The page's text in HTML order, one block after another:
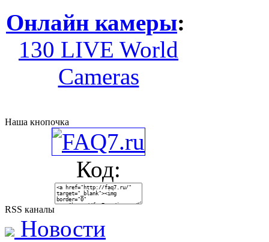
Онлайн камеры:
130 LIVE World
Cameras
Наша кнопочка
Код:
RSS каналы
Новости